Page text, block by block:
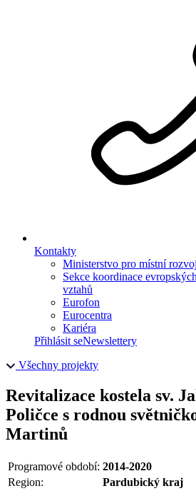
Kontakty
Ministerstvo pro místní
Sekce koordinace
vztahů
Eurofon
Eurocentra
Kariéra
Přihlásit seNewslettery
Všechny projekty
Revitalizace kostela sv.
Poličce s rodnou
Martinů
Programové období: 2014-2020
Region:
Pardubický kraj